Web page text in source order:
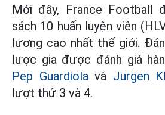
Mới đây, France Football
sách 10 huấn luyện viên
lương cao nhất thế giới.
lược gia được đánh giá
Pep Guardiola và Jurgen
lượt thứ 3 và 4.